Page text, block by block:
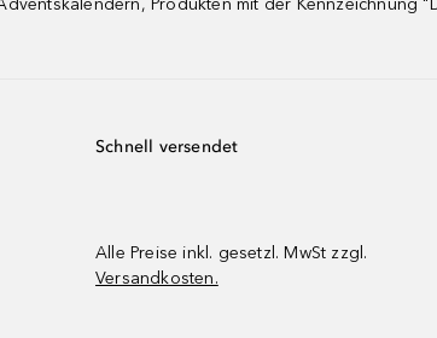
Produkten mit der
Schnell versendet
Alle Preise inkl. gesetzl. MwSt zzgl.
Versandkosten.